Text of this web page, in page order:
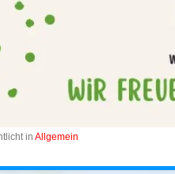
in Allgemein